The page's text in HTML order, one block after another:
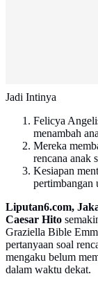
Jadi Intinya
Felicya
menambah
Mereka
rencana anak
Kesiapan
pertimbangan
Liputan6.com,
Caesar Hito
Graziella Bible
pertanyaan soal
mengaku belum
dalam waktu dekat.